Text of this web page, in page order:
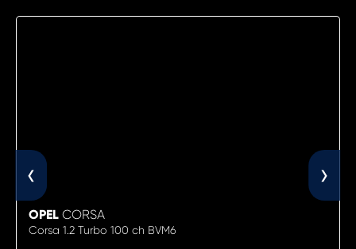
OPEL CORSA
Corsa 1.2 Turbo 100 ch BVM6
‹ ›